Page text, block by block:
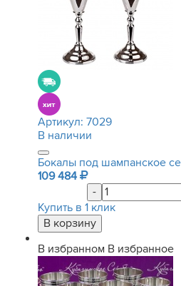
Артикул: 7029
В наличии
Бокалы под шампанское
109 484
-
Купить в 1 клик
В избранном В избранное